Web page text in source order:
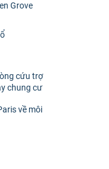
Grove
cứu trợ
chung cư
về môi